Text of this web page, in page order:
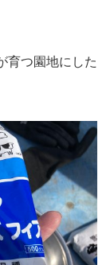
育つ園地にした